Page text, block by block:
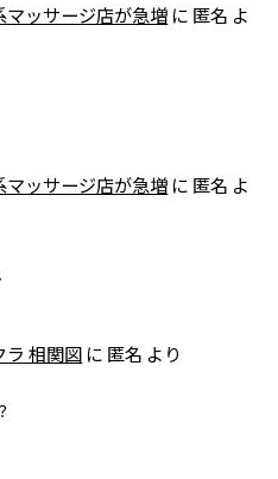
ッサージ店が急増 に 匿名 よ
ッサージ店が急増 に 匿名 よ
ラ 相関図 に 匿名 より